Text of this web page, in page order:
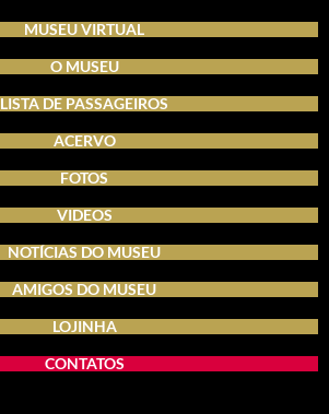
MUSEU VIRTUAL
O MUSEU
LISTA DE PASSAGEIROS
ACERVO
FOTOS
VIDEOS
NOTÍCIAS DO MUSEU
AMIGOS DO MUSEU
LOJINHA
CONTATOS